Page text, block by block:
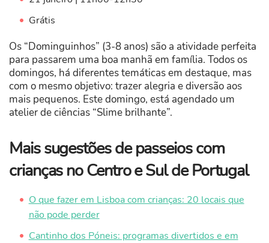
Grátis
Os “Dominguinhos” (3-8 anos) são a atividade perfeita
para passarem uma boa manhã em família. Todos os
domingos, há diferentes temáticas em destaque, mas
com o mesmo objetivo: trazer alegria e diversão aos
mais pequenos. Este domingo, está agendado um
atelier de ciências “Slime brilhante”.
Mais sugestões de passeios com
crianças no Centro e Sul de Portugal
O que fazer em Lisboa com crianças: 20 locais que
não pode perder
Cantinho dos Póneis: programas divertidos e em